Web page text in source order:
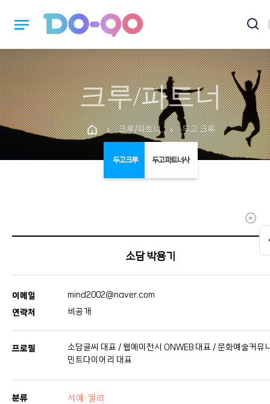
notes
크루/파트너
chevron_right 크루/파트너 chevron_right 두고 크루
두고 크루 두고 파트너사
arrow_circle_up
소담 박용기
이메일
mind2002@naver.com
연락처
비공개
프로필
소담글씨 대표 / 웹에이전시 ONWEB 대표 / 문화예술커뮤
민트다이어리 대표
분류 서예·캘리